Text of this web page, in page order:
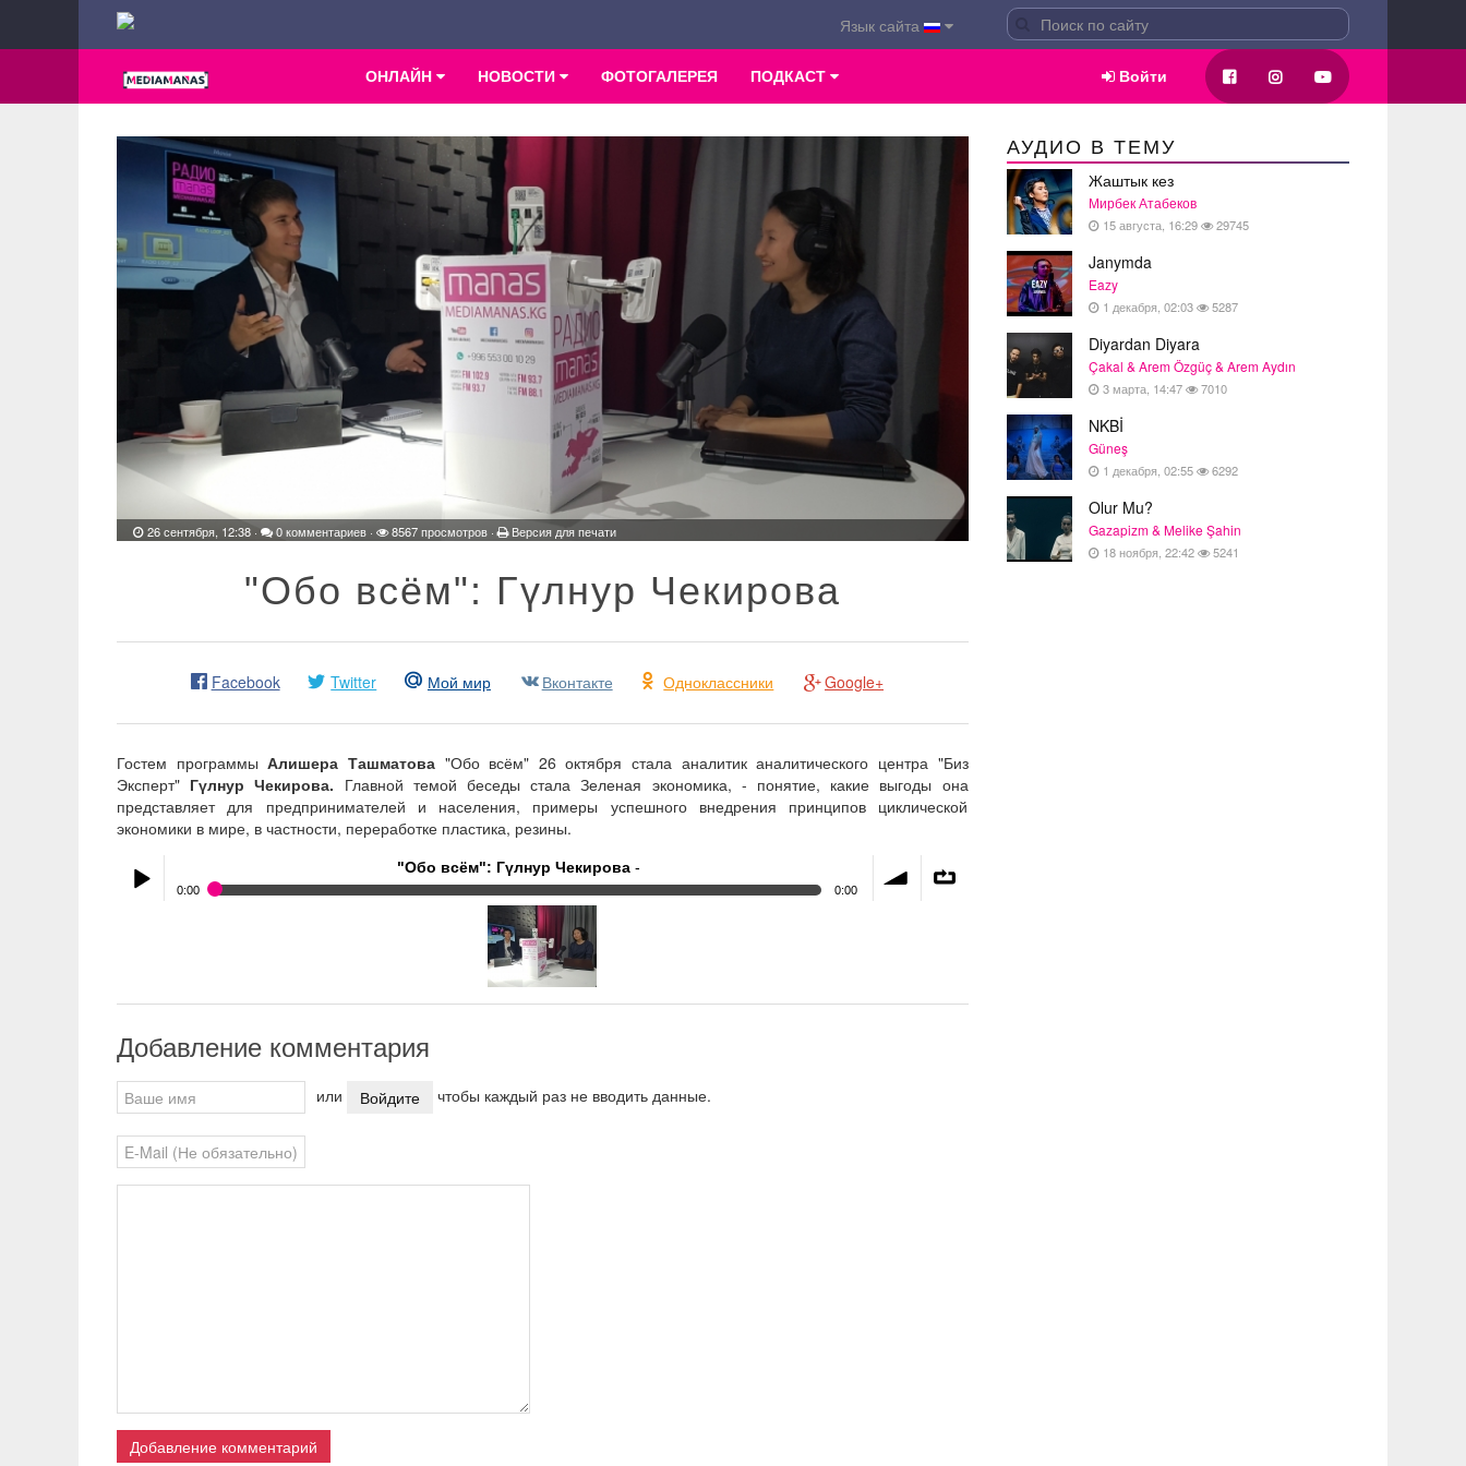
Язык сайта
ОНЛАЙН НОВОСТИ ФОТОГАЛЕРЕЯ ПОДКАСТ Войти
26 сентября, 12:38 · 0 комментариев · 8567 просмотров · Версия для печати
"Обо всём": Гүлнур Чекирова
Facebook Twitter Мой мир Вконтакте Одноклассники Google+
Гостем программыАлишера Ташматова"Обо всём" 26 октября стала аналитик аналитического центра "Биз
Эксперт" Гүлнур Чекирова. Главной темой беседы стала Зеленая экономика, - понятие, какие выгоды она
представляет для предпринимателей и населения, примеры успешного внедрения принципов циклической
экономики в мире, в частности, переработке пластика, резины.
pause
"Обо всём": Гүлнур Чекирова-
0:00 0:00
Добавление комментария
или Войдите чтобы каждый раз не вводить данные.
Добавление комментарий
АУДИО В ТЕМУ
Жаштык кез
Мирбек Атабеков
15 августа, 16:29 29745
Janymda
Eazy
1 декабря, 02:03 5287
Diyardan Diyara
Çakal & Arem Özgüç & Arem Aydın
3 марта, 14:47 7010
NKBİ
Güneş
1 декабря, 02:55 6292
Olur Mu?
Gazapizm & Melike Şahin
18 ноября, 22:42 5241